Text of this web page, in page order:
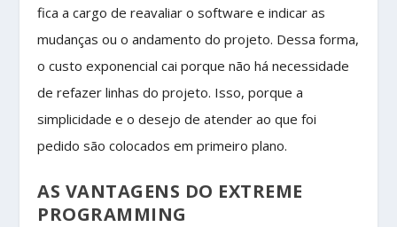
fica a cargo de reavaliar o software e indicar as
mudanças ou o andamento do projeto. Dessa forma,
o custo exponencial cai porque não há necessidade
de refazer linhas do projeto. Isso, porque a
simplicidade e o desejo de atender ao que foi
pedido são colocados em primeiro plano.
AS VANTAGENS DO EXTREME
PROGRAMMING